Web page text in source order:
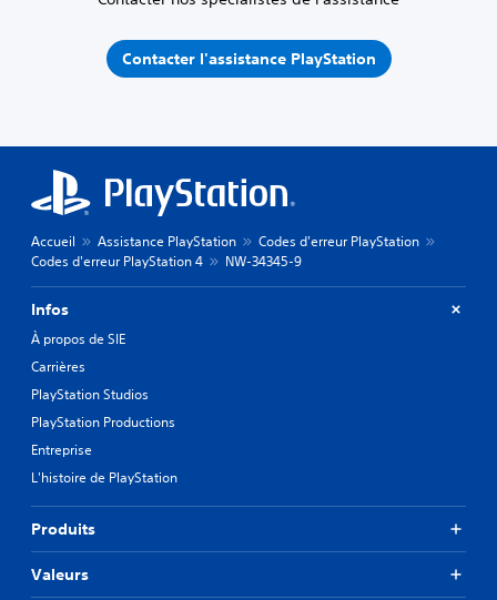
Contacter l'assistance PlayStation
Accueil Assistance PlayStation
Codes d'erreur PlayStation
Codes d'erreur PlayStation 4
NW-34345-9
Infos
À propos de SIE
Carrières
PlayStation Studios
PlayStation Productions
Entreprise
L'histoire de PlayStation
Produits
Valeurs